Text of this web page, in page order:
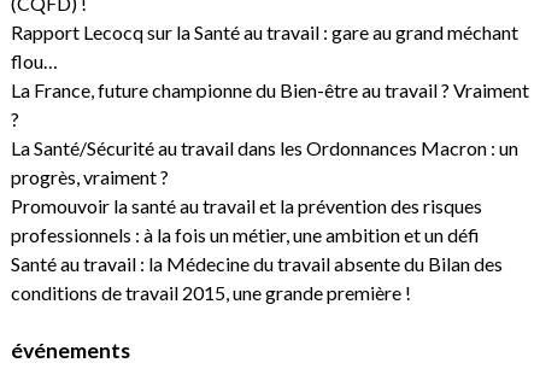
Rapport Lecocq sur la Santé au travail : gare au grand méchant
flou…
La France, future championne du Bien-être au travail ? Vraiment
?
La Santé/Sécurité au travail dans les Ordonnances Macron : un
progrès, vraiment ?
Promouvoir la santé au travail et la prévention des risques
professionnels : à la fois un métier, une ambition et un défi
Santé au travail : la Médecine du travail absente du Bilan des
conditions de travail 2015, une grande première !
événements